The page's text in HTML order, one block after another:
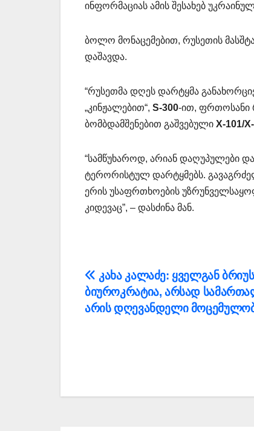
ინფორმაციას ამის შესახებ
ბოლო მონაცემებით, რუსეთის
დაშავდა.
“რუსეთმა დღეს დარტყმა
„კინჟალებით“, S-300-ით, ფრთოსანი
ბომბდამშენებით გაშვებული X-101/
“სამწუხაროდ, არიან დაღუპულები
ტერორისტულ დარტყმებს.
ერის უსაფრთხოების
კიდევაც”, – დასძინა მან.
პოსტის
ნავიგაცია
კახა კალაძე: ყველგან
ბიუროკრატია, არსად
არის დღევანდელი